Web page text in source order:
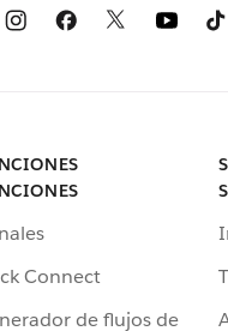
Connect
de flujos de